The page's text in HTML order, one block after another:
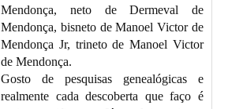
Mendonça, neto de Dermeval de
Mendonça, bisneto de Manoel Victor de
Mendonça Jr, trineto de Manoel Victor
de Mendonça.
Gosto de pesquisas genealógicas e
realmente cada descoberta que faço é